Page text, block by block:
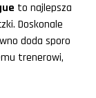
to najlepsza
Doskonale
doda sporo
trenerowi,